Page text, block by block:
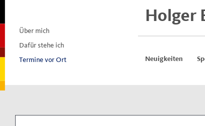
contentÜber mich
Dafür stehe ich
Termine vor Ort
Holger
Neuigkeiten